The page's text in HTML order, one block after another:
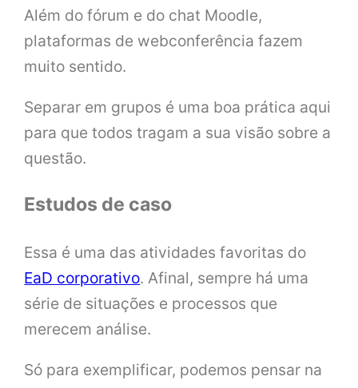
Além do fórum e do chat Moodle,
plataformas de webconferência fazem
muito sentido.
Separar em grupos é uma boa prática aqui
para que todos tragam a sua visão sobre a
questão.
Estudos de caso
Essa é uma das atividades favoritas do
EaD corporativo. Afinal, sempre há uma
série de situações e processos que
merecem análise.
Só para exemplificar, podemos pensar na